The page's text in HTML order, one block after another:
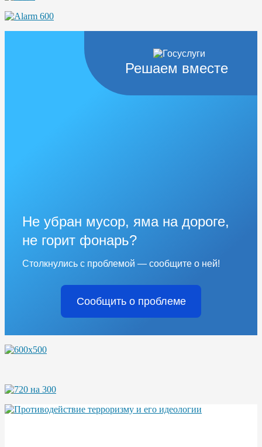
Решаем вместе
Не убран мусор, яма на дороге,
не горит фонарь?
Столкнулись с проблемой — сообщите о ней!
Сообщить о проблеме